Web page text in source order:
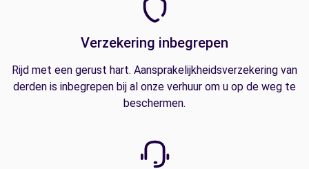
Verzekering inbegrepen
Rijd met een gerust hart. Aansprakelijkheidsverzekering van
derden is inbegrepen bij al onze verhuur om u op de weg te
beschermen.